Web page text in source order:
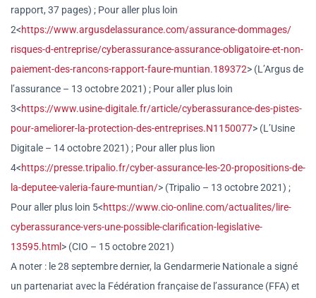
rapport, 37 pages) ; Pour aller plus loin
2<https://www.argusdelassurance.com/assurance-dommages/
risques-d-entreprise/cyberassurance-assurance-obligatoire-et-non-
paiement-des-rancons-rapport-faure-muntian.189372> (L’Argus de
l’assurance – 13 octobre 2021) ; Pour aller plus loin
3<https://www.usine-digitale.fr/article/cyberassurance-des-pistes-
pour-ameliorer-la-protection-des-entreprises.N1150077> (L’Usine
Digitale – 14 octobre 2021) ; Pour aller plus lion
4<https://presse.tripalio.fr/cyber-assurance-les-20-propositions-de-
la-deputee-valeria-faure-muntian/> (Tripalio – 13 octobre 2021) ;
Pour aller plus loin 5<https://www.cio-online.com/actualites/lire-
cyberassurance-vers-une-possible-clarification-legislative-
13595.html > (CIO – 15 octobre 2021)
A noter : le 28 septembre dernier, la Gendarmerie Nationale a signé
un partenariat avec la Fédération française de l’assurance (FFA) et